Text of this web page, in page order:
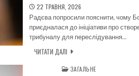
22 ТРАВНЯ, 2026
Радєва попросили пояснити, чому
приєдналася до ініціативи про
трибуналу для переслідування…
ЧИТАТИ ДАЛІ
ЗАГАЛЬНЕ